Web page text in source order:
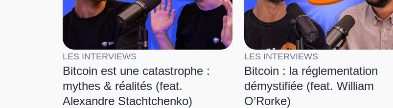
LES INTERVIEWS
Bitcoin est une catastrophe :
mythes & réalités (feat.
Alexandre Stachtchenko)
LES INTERVIEWS
Bitcoin : la réglementation
démystifiée (feat. William
O’Rorke)